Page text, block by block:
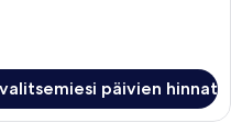
päivien hinnat